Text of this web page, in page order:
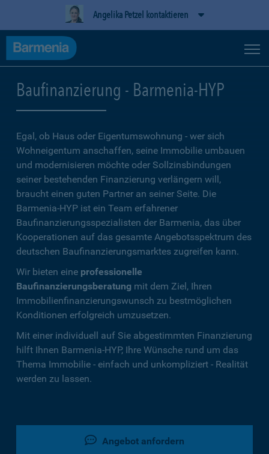
Angelika Petzel kontaktieren
Baufinanzierung - Barmenia-HYP
Egal, ob Haus oder Eigentumswohnung - wer sich
Wohneigentum anschaffen, seine Immobilie umbauen
und modernisieren möchte oder Sollzinsbindungen
seiner bestehenden Finanzierung verlängern will,
braucht einen guten Partner an seiner Seite. Die
Barmenia-HYP ist ein Team erfahrener
Baufinanzierungsspezialisten der Barmenia, das über
Kooperationen auf das gesamte Angebotsspektrum des
deutschen Baufinanzierungsmarktes zugreifen kann.
Wir bieten eine professionelle
Baufinanzierungsberatung mit dem Ziel, Ihren
Immobilienfinanzierungswunsch zu bestmöglichen
Konditionen erfolgreich umzusetzen.
Mit einer individuell auf Sie abgestimmten Finanzierung
hilft Ihnen Barmenia-HYP, Ihre Wünsche rund um das
Thema Immobilie - einfach und unkompliziert - Realität
werden zu lassen.
Angebot anfordern